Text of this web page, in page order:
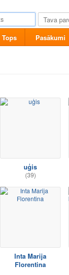
Tops Pasākumi
uģis
(39)
Inta Marija
Florentina